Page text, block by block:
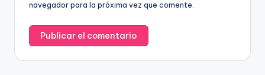
navegador para la próxima vez que comente.